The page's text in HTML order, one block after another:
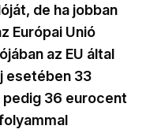
de ha jobban
Európai Unió
az EU által
esetében 33
36 eurocent